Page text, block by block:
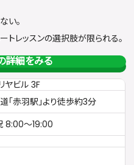
い。
トレッスンの選択肢が限られる。
詳細をみる
ヤビル 3F
「赤羽駅」より徒歩約3分
8:00〜19:00